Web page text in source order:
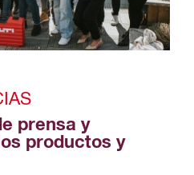
prensa y
productos y